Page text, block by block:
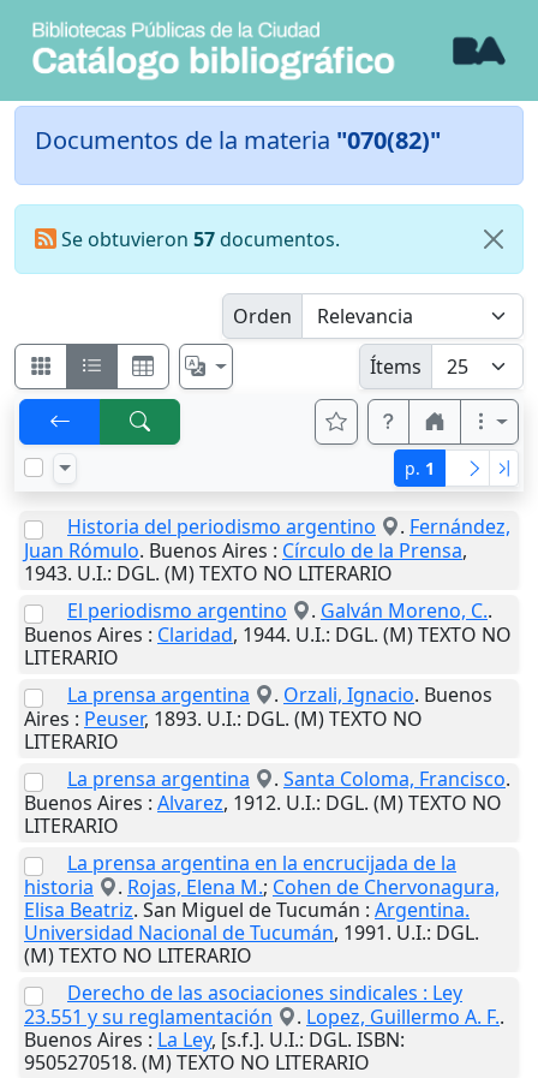
Documentos de la materia "070(82)"
Se obtuvieron 57documentos.
Orden
Ítems
p. 1
Historia del periodismo argentino . Fernández,
Juan Rómulo. Buenos Aires : Círculo de la Prensa,
1943. U.I.: DGL. (M) TEXTO NO LITERARIO
El periodismo argentino
. Galván Moreno, C..
Buenos Aires : Claridad, 1944. U.I.: DGL. (M) TEXTO NO
LITERARIO
La prensa argentina
. Orzali, Ignacio. Buenos
Aires : Peuser, 1893. U.I.: DGL. (M) TEXTO NO
LITERARIO
La prensa argentina
. Santa Coloma, Francisco.
Buenos Aires : Alvarez, 1912. U.I.: DGL. (M) TEXTO NO
LITERARIO
La prensa argentina en la encrucijada de la
historia
. Rojas, Elena M.; Cohen de Chervonagura,
Elisa Beatriz. San Miguel de Tucumán : Argentina.
Universidad Nacional de Tucumán, 1991. U.I.: DGL.
(M) TEXTO NO LITERARIO
Derecho de las asociaciones sindicales : Ley
23.551 y su reglamentación
. Lopez, Guillermo A. F..
Buenos Aires : La Ley, [s.f.]. U.I.: DGL. ISBN:
9505270518. (M) TEXTO NO LITERARIO